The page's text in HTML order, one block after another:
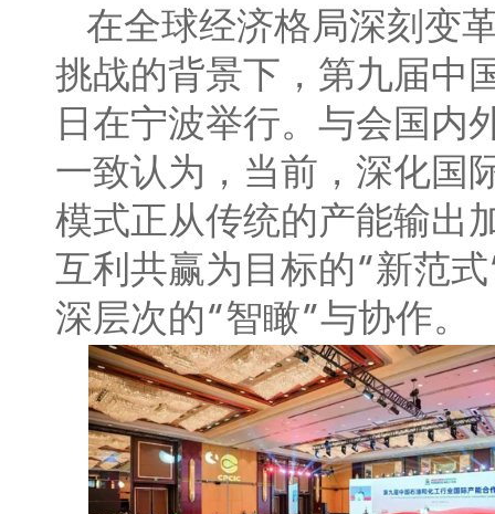
在全球经济格局深刻变
挑战的背景下，第九届中
日在宁波举行。与会国内
一致认为，当前，深化国
模式正从传统的产能输出
互利共赢为目标的“新范
深层次的“智瞰”与协作。